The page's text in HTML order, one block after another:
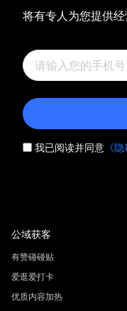
将有专人为您提供
我已阅读并同意 《
公域获客
有赞碰碰贴
爱逛爱打卡
优质内容加热